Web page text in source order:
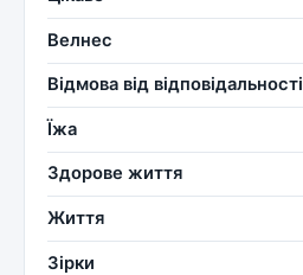
Велнес
Відмова від відповідальності
Їжа
Здорове життя
Життя
Зірки